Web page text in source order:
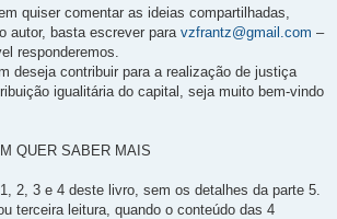
quiser comentar as ideias compartilhadas,
autor, basta escrever para vzfrantz@gmail.com –
responderemos.
deseja contribuir para a realização de justiça
igualitária do capital, seja muito bem-vindo
QUER SABER MAIS
2, 3 e 4 deste livro, sem os detalhes da parte 5.
terceira leitura, quando o conteúdo das 4